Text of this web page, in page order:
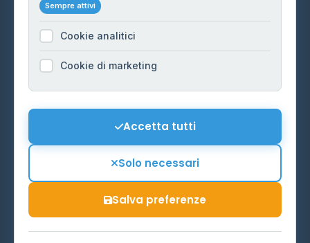
Cookie Policy
Preferenze Cookie
Mappa del sito
Sempre attivi
Cookie analitici
Cookie di marketing
Accetta tutti
Solo necessari
Salva preferenze